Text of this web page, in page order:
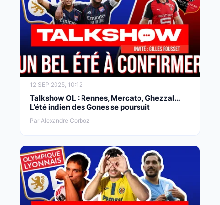
12 SEP 2025, 10:12
Talkshow OL : Rennes, Mercato, Ghezzal…
L’été indien des Gones se poursuit
Par Alexandre Corboz